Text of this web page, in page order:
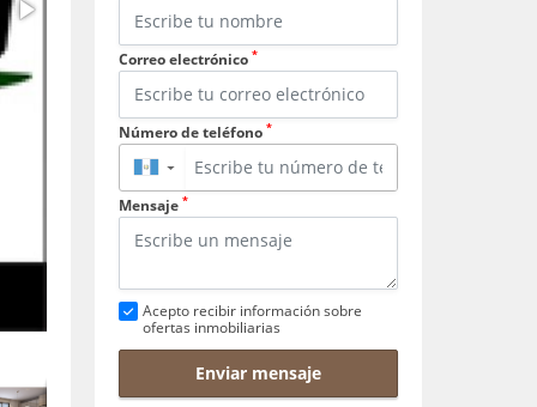
Correo electrónico *
Número de teléfono *
▼
Mensaje *
Acepto recibir información sobre
ofertas inmobiliarias
Enviar mensaje